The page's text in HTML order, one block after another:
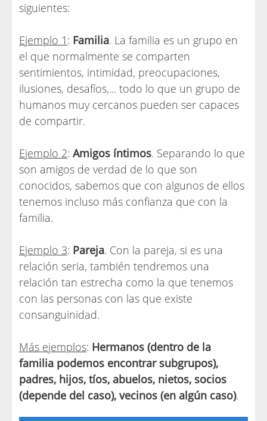
siguientes:
Ejemplo 1 : Familia. La familia es un grupo en
el que normalmente se comparten
sentimientos, intimidad, preocupaciones,
ilusiones, desafíos,... todo lo que un grupo de
humanos muy cercanos pueden ser capaces
de compartir.
Ejemplo 2: Amigos íntimos. Separando lo que
son amigos de verdad de lo que son
conocidos, sabemos que con algunos de ellos
tenemos incluso más confianza que con la
familia.
Ejemplo 3: Pareja. Con la pareja, si es una
relación seria, también tendremos una
relación tan estrecha como la que tenemos
con las personas con las que existe
consanguinidad.
Más ejemplos: Hermanos (dentro de la
familia podemos encontrar subgrupos),
padres, hijos, tíos, abuelos, nietos, socios
(depende del caso), vecinos (en algún caso).